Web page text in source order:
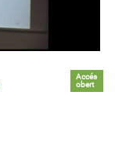
Accés
obert